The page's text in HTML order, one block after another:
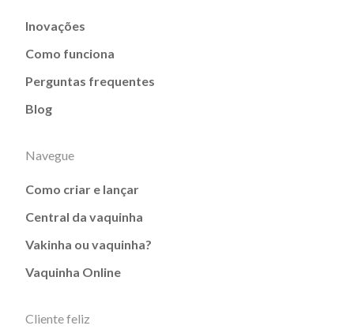
Inovações
Como funciona
Perguntas frequentes
Blog
Navegue
Como criar e lançar
Central da vaquinha
Vakinha ou vaquinha?
Vaquinha Online
Cliente feliz